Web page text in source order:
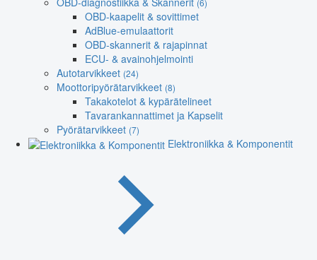
(6)
OBD-kaapelit & sovittimet
AdBlue-emulaattorit
OBD-skannerit & rajapinnat
ECU- & avainohjelmointi
Autotarvikkeet (24)
Moottoripyörätarvikkeet (8)
Takakotelot & kypärätelineet
Tavarankannattimet ja Kapselit
Pyörätarvikkeet (7)
Elektroniikka & Komponentit